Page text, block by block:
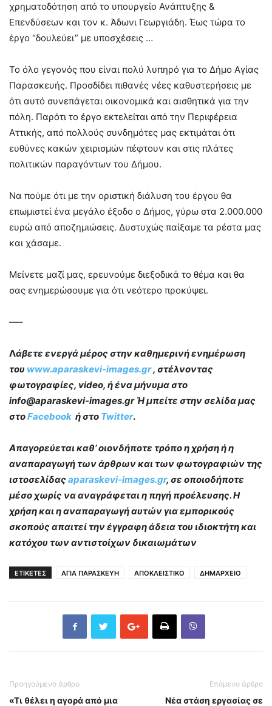
χρηματοδότηση από το υπουργείο Ανάπτυξης &
Επενδύσεων και τον κ. Άδωνι Γεωργιάδη. Έως τώρα το
έργο “δουλεύει” με υποσχέσεις …
Το όλο γεγονός που είναι πολύ λυπηρό για το Δήμο Αγίας
Παρασκευής. Προσδίδει πιθανές νέες καθυστερήσεις με
ότι αυτό συνεπάγεται οικονομικά και αισθητικά για την
πόλη. Παρότι το έργο εκτελείται από την Περιφέρεια
Αττικής, από πολλούς συνδημότες μας εκτιμάται ότι
ευθύνες κακών χειρισμών πέφτουν και στις πλάτες
πολιτικών παραγόντων του Δήμου.
Να πούμε ότι με την οριστική διάλυση του έργου θα
επωμιστεί ένα μεγάλο έξοδο ο Δήμος, γύρω στα 2.000.000
ευρώ από αποζημιώσεις. Δυστυχώς παίξαμε τα ρέστα μας
και χάσαμε.
Μείνετε μαζί μας, ερευνούμε διεξοδικά το θέμα και θα
σας ενημερώσουμε για ότι νεότερο προκύψει.
—–
Λάβετε ενεργά μέρος στην καθημερινή ενημέρωση
του www.aparaskevi-images.gr, στέλνοντας
φωτογραφίες, video, ή ένα μήνυμα στο
info@aparaskevi-images.gr Ή μπείτε στην σελίδα μας
στοFacebook ή στο Twitter.
Απαγορεύεται καθ’ οιονδήποτε τρόπο η χρήση ή η
αναπαραγωγή των άρθρων και των φωτογραφιών της
ιστοσελίδας aparaskevi-images.gr, σε οποιοδήποτε
μέσο χωρίς να αναγράφεται η πηγή προέλευσης. Η
χρήση και η αναπαραγωγή αυτών για εμπορικούς
σκοπούς απαιτεί την έγγραφη άδεια του ιδιοκτήτη και
κατόχου των αντιστοίχων δικαιωμάτων
ΕΤΙΚΕΤΕΣ ΑΓΙΑ ΠΑΡΑΣΚΕΥΗ ΑΠΟΚΛΕΙΣΤΙΚΟ ΔΗΜΑΡΧΕΙΟ
Προηγούμενο άρθρο
«Τι θέλει η αγορά από μια
Επόμενο άρθρο
Νέα στάση εργασίας σε